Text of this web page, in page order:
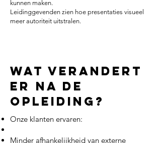
kunnen maken.
Leidinggevenden zien hoe presentaties visueel
meer autoriteit uitstralen.
Wat verandert
er na de
opleiding?
Onze klanten ervaren:
Minder afhankelijkheid van externe